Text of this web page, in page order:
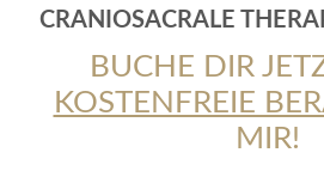
CRANIOSACRALE
BUCHE DIR
KOSTENFREIE
MIR!